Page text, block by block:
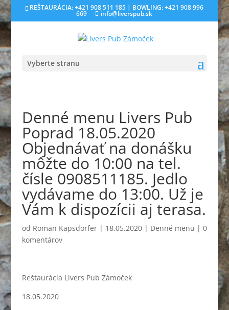
REŠTAURÁCIA: +421 908 511 185 | BOWLING: +421 908 996
669 info@liverspub.sk
Vyberte stranu
Denné menu Livers Pub
Poprad 18.05.2020
Objednávať na donášku
môžte do 10:00 na tel.
čísle 0908511185. Jedlo
vydávame do 13:00. Už je
Vám k dispozícii aj terasa.
od Roman Kapsdorfer| 18.05.2020| Denné menu | 0
komentárov
Reštaurácia Livers Pub Zámoček
18.05.2020